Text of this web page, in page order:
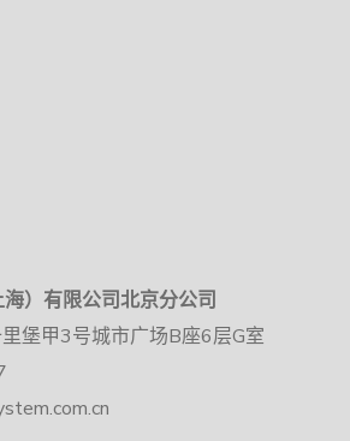
）有限公司北京分公司
堡甲3号城市广场B座6层G室